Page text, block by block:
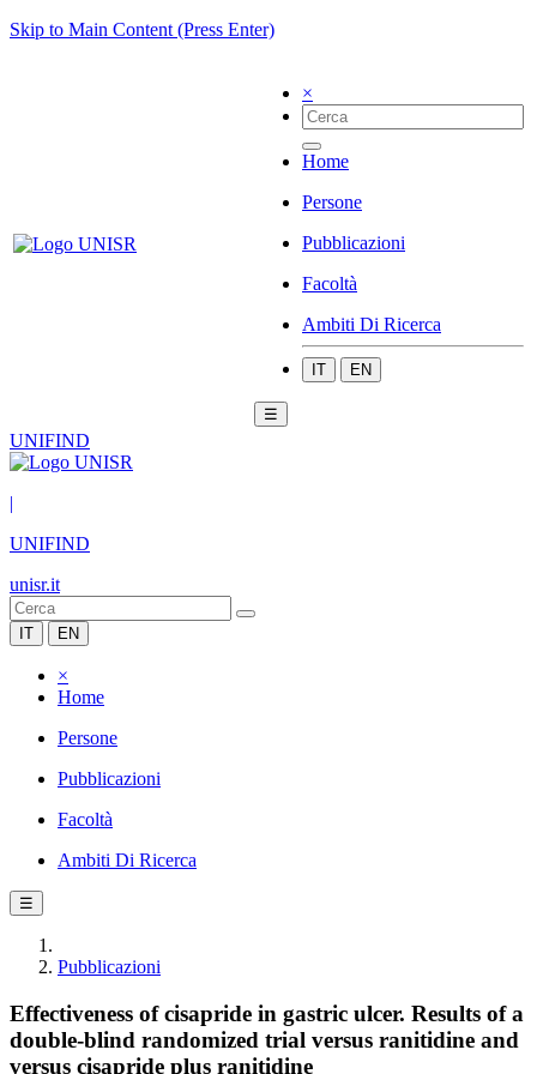
Skip to Main Content (Press Enter)
×
Home
Persone
Pubblicazioni
Facoltà
Ambiti Di Ricerca
IT EN
☰
UNIFIND
|
UNIFIND
unisr.it
IT EN
×
Home
Persone
Pubblicazioni
Facoltà
Ambiti Di Ricerca
☰
Pubblicazioni
Effectiveness of cisapride in gastric ulcer. Results of a
double-blind randomized trial versus ranitidine and
versus cisapride plus ranitidine